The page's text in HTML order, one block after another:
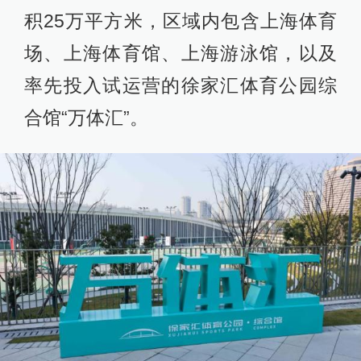
积25万平方米，区域内包含上海体育
场、上海体育馆、上海游泳馆，以及
率先投入试运营的徐家汇体育公园综
合馆“万体汇”。